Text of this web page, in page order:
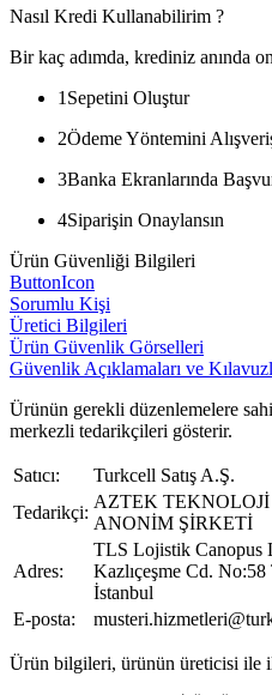
Nasıl Kredi Kullanabilirim ?
Bir kaç adımda, krediniz anında
1Sepetini Oluştur
2Ödeme Yöntemini
3Banka Ekranlarında
4Siparişin Onaylansın
Ürün Güvenliği Bilgileri
ButtonIcon
Sorumlu Kişi
Üretici Bilgileri
Ürün Güvenlik Görselleri
Güvenlik Açıklamaları ve
Ürünün gerekli düzenlemelere
merkezli tedarikçileri gösterir.
Satıcı:
Turkcell Satış A.Ş.
Tedarikçi:
AZTEK
ANONİM ŞİRKETİ
Adres:
TLS Lojistik Canopus
Kazlıçeşme Cd.
İstanbul
E-posta:
Ürün bilgileri, ürünün üreticisi ile